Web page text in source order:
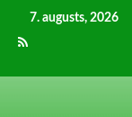
7. augusts, 2026
RSS